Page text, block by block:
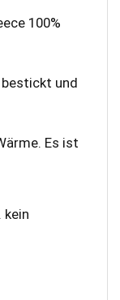
100%
und
Es ist
kein